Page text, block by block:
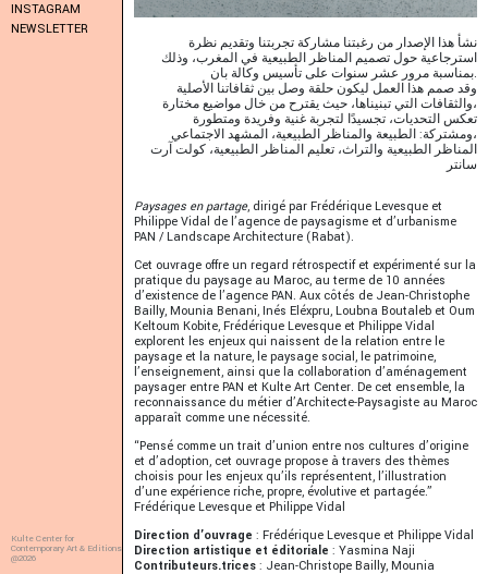
INSTAGRAM
NEWSLETTER
Kulte Center for
Contemporary Art & Editions
@2026
نشأ هذا الإصدار من رغبتنا مشاركة تجربتنا وتقديم نظرة
استرجاعية حول تصميم المناظر الطبيعية في المغرب، وذلك
بمناسبة مرور عشر سنوات على تأسيس وكالة بان.
وقد صمم هذا العمل ليكون حلقة وصل بين ثقافاتنا الأصلية
والثقافات التي تبنيناها، حيث يقترح من خال مواضيع مختارة،
تعكس التحديات، تجسيدًا لتجربة غنية وفريدة ومتطورة
ومشتركة: الطبيعة والمناظر الطبيعية، المشهد الاجتماعي،
المناظر الطبيعية والتراث، تعليم المناظر الطبيعية، كولت آرت
سانتر
Paysages en partage, dirigé par Frédérique Levesque et
Philippe Vidal de l’agence de paysagisme et d’urbanisme
PAN / Landscape Architecture (Rabat).
Cet ouvrage offre un regard rétrospectif et expérimenté sur la
pratique du paysage au Maroc, au terme de 10 années
d’existence de l’agence PAN. Aux côtés de Jean-Christophe
Bailly, Mounia Benani, Inés Eléxpru, Loubna Boutaleb et Oum
Keltoum Kobite, Frédérique Levesque et Philippe Vidal
explorent les enjeux qui naissent de la relation entre le
paysage et la nature, le paysage social, le patrimoine,
l’enseignement, ainsi que la collaboration d’aménagement
paysager entre PAN et Kulte Art Center. De cet ensemble, la
reconnaissance du métier d’Architecte-Paysagiste au Maroc
apparaît comme une nécessité.
“Pensé comme un trait d’union entre nos cultures d’origine
et d’adoption, cet ouvrage propose à travers des thèmes
choisis pour les enjeux qu’ils représentent, l’illustration
d’une expérience riche, propre, évolutive et partagée.”
Frédérique Levesque et Philippe Vidal
Direction d’ouvrage : Frédérique Levesque et Philippe Vidal
Direction artistique et éditoriale : Yasmina Naji
Contributeurs.trices : Jean-Christope Bailly, Mounia